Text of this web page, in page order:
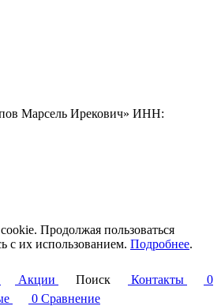
Марсель Ирекович» ИНН:
Продолжая пользоваться
с их использованием. Подробнее.
Акции Поиск Контакты
0
0 Сравнение